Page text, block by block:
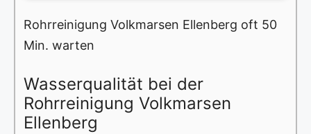
Rohrreinigung Volkmarsen Ellenberg oft 50
Min. warten
Wasserqualität bei der
Rohrreinigung Volkmarsen
Ellenberg